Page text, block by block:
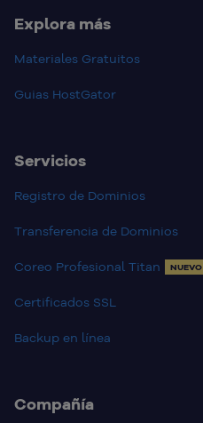
Explora más
Materiales Gratuitos
Guias HostGator
Servicios
Registro de Dominios
Transferencia de Dominios
Coreo Profesional Titan NUEVO
Certificados SSL
Backup en línea
Compañía